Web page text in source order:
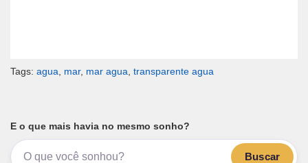
Tags: agua mar, mar agua transparente agua
E o que mais havia no mesmo sonho?
Buscar